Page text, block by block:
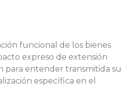
funcional de los bienes
expreso de extensión
para entender transmitida su
específica en el